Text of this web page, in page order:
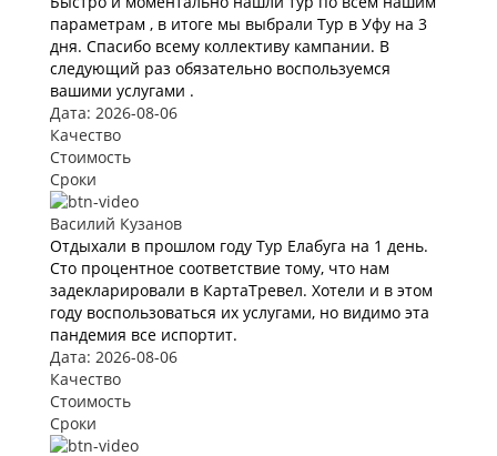
параметрам , в итоге мы выбрали Тур в Уфу на 3
дня. Спасибо всему коллективу кампании. В
следующий раз обязательно воспользуемся
вашими услугами .
Дата: 2026-08-06
Качество
Стоимость
Сроки
Василий Кузанов
Отдыхали в прошлом году Тур Елабуга на 1 день.
Сто процентное соответствие тому, что нам
задекларировали в КартаТревел. Хотели и в этом
году воспользоваться их услугами, но видимо эта
пандемия все испортит.
Дата: 2026-08-06
Качество
Стоимость
Сроки